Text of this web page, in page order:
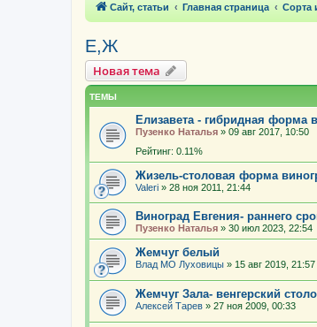
Сайт, статьи Главная страница Сорта
Е,Ж
Новая тема
ТЕМЫ
Елизавета - гибридная форма
Пузенко Наталья » 09 авг 2017, 10:50
Рейтинг: 0.11%
Жизель-столовая форма
Valeri » 28 ноя 2011, 21:44
Виноград Евгения- раннего
Пузенко Наталья » 30 июл 2023, 22:54
Жемчуг белый
Влад МО Луховицы » 15 авг 2019, 21:57
Жемчуг Зала- венгерский
Алексей Тарев » 27 ноя 2009, 00:33